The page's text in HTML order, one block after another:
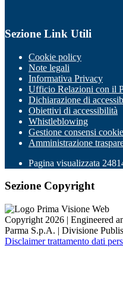
Sezione Link Utili
Cookie policy
Note legali
Informativa Privacy
Ufficio Relazioni con il
Dichiarazione di
Obiettivi di accessibilità
Whistleblowing
Gestione consensi cookie
Amministrazione
Pagina visualizzata
Sezione Copyright
Copyright 2026 | Engineered
Parma S.p.A. | Divisione
Disclaimer trattamento dati